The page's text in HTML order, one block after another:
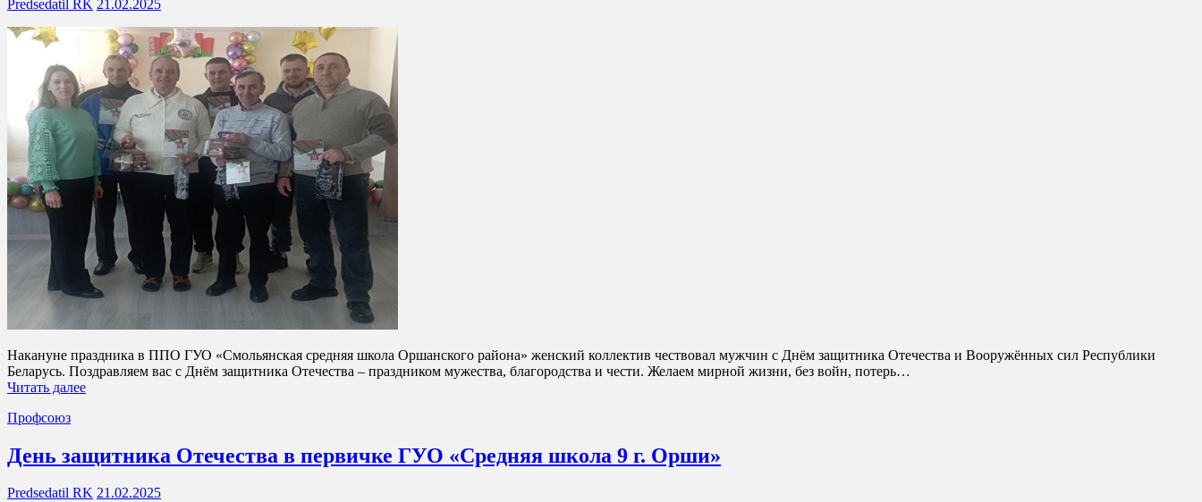
Predsedatil RK 21.02.2025
Накануне праздника в ППО ГУО «Смольянская средняя школа Оршанского района» женский коллектив чествовал мужчин с Днём защитника Отечества и Вооружённых сил Республики
Беларусь. Поздравляем вас с Днём защитника Отечества – праздником мужества, благородства и чести. Желаем мирной жизни, без войн, потерь…
Читать далее
Профсоюз
День защитника Отечества в первичке ГУО «Средняя школа 9 г. Орши»
Predsedatil RK 21.02.2025